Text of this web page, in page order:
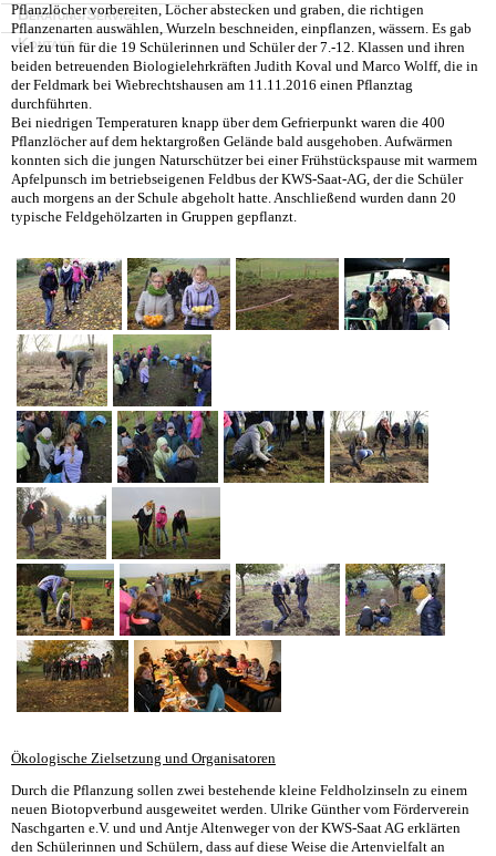
Beratung/Service
Kontakt
Pflanzlöcher vorbereiten, Löcher abstecken und graben, die richtigen
Pflanzenarten auswählen, Wurzeln beschneiden, einpflanzen, wässern. Es gab
viel zu tun für die 19 Schülerinnen und Schüler der 7.-12. Klassen und ihren
beiden betreuenden Biologielehrkräften Judith Koval und Marco Wolff, die in
der Feldmark bei Wiebrechtshausen am 11.11.2016 einen Pflanztag
durchführten.
Bei niedrigen Temperaturen knapp über dem Gefrierpunkt waren die 400
Pflanzlöcher auf dem hektargroßen Gelände bald ausgehoben. Aufwärmen
konnten sich die jungen Naturschützer bei einer Frühstückspause mit warmem
Apfelpunsch im betriebseigenen Feldbus der KWS-Saat-AG, der die Schüler
auch morgens an der Schule abgeholt hatte. Anschließend wurden dann 20
typische Feldgehölzarten in Gruppen gepflanzt.
Ökologische Zielsetzung und Organisatoren
Durch die Pflanzung sollen zwei bestehende kleine Feldholzinseln zu einem
neuen Biotopverbund ausgeweitet werden. Ulrike Günther vom Förderverein
Naschgarten e.V. und und Antje Altenweger von der KWS-Saat AG erklärten
den Schülerinnen und Schülern, dass auf diese Weise die Artenvielfalt an